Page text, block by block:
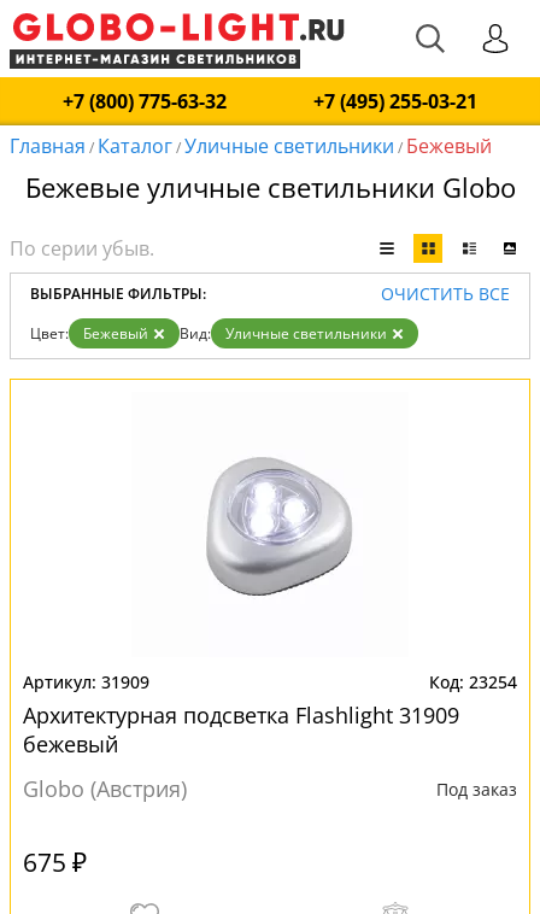
+7 (800) 775-63-32
+7 (495) 255-03-21
Главная / Каталог/Уличные светильники / Бежевый
Бежевые уличные светильники Globo
ВЫБРАННЫЕ ФИЛЬТРЫ: ОЧИСТИТЬ ВСЕ
Цвет: Бежевый Вид: Уличные светильники
31909 23254
Архитектурная подсветка Flashlight 31909
бежевый
Globo (Австрия)
Под заказ
675 ₽